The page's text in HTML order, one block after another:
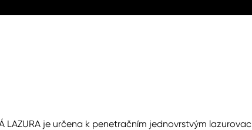
LAZURA je určena k penetračním jednovrstvým